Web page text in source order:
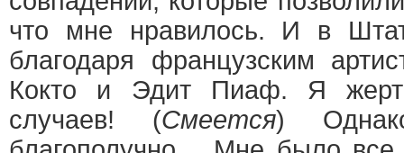
что мне нравилось. И в
благодаря французским
Кокто и Эдит Пиаф. Я
случаев! (Смеется)